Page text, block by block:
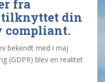
fra
tilknyttet din
compliant.
bekendt med i maj
(GDPR) blev en realitet